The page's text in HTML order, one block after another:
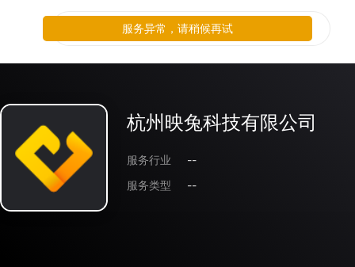
杭州映兔科技有限公司
服务行业
--
服务类型
--
服务异常，请稍候再试